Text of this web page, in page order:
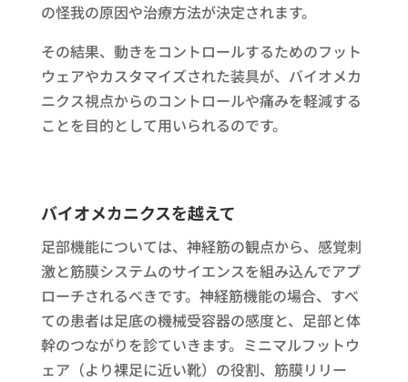
の怪我の原因や治療方法が決定されます。
その結果、動きをコントロールするためのフット
ウェアやカスタマイズされた装具が、バイオメカ
ニクス視点からのコントロールや痛みを軽減する
ことを目的として用いられるのです。
バイオメカニクスを越えて
足部機能については、神経筋の観点から、感覚刺
激と筋膜システムのサイエンスを組み込んでアプ
ローチされるべきです。神経筋機能の場合、すべ
ての患者は足底の機械受容器の感度と、足部と体
幹のつながりを診ていきます。ミニマルフットウ
ェア（より裸足に近い靴）の役割、筋膜リリー